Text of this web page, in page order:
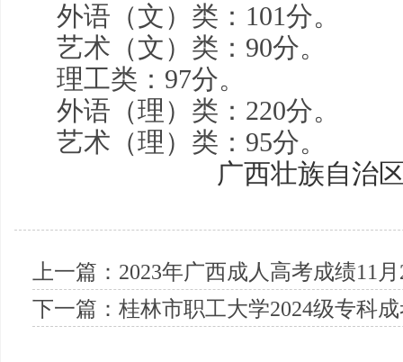
外语（文）类：101分。
艺术（文）类：90分。
理工类：97分。
外语（理）类：220分。
艺术（理）类：95分。
广西壮族自治
上一篇： 2023年广西成人高考成绩11
下一篇： 桂林市职工大学2024级专科